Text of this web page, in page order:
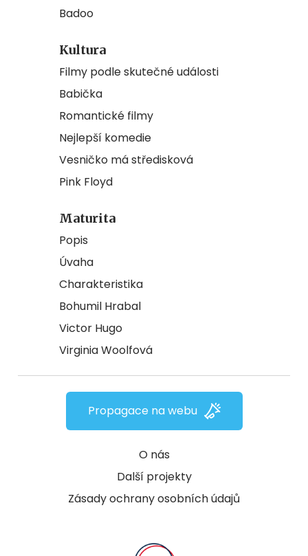
Badoo
Kultura
Filmy podle skutečné události
Babička
Romantické filmy
Nejlepší komedie
Vesničko má středisková
Pink Floyd
Maturita
Popis
Úvaha
Charakteristika
Bohumil Hrabal
Victor Hugo
Virginia Woolfová
O nás
Další projekty
Zásady ochrany osobních údajů
Propagace na webu